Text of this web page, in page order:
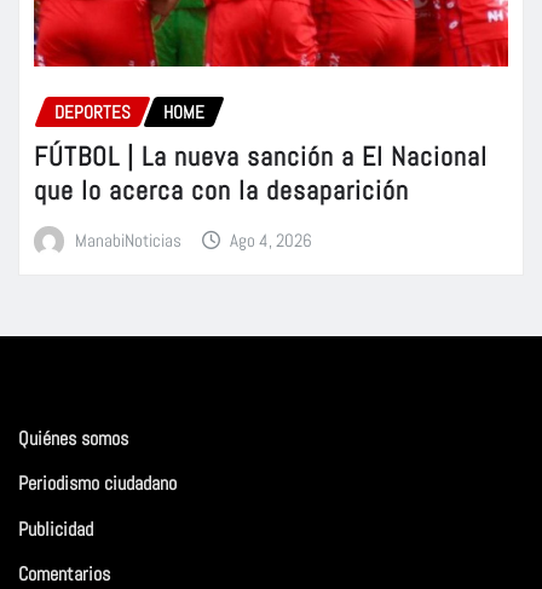
DEPORTES HOME
FÚTBOL | La nueva sanción a El Nacional
que lo acerca con la desaparición
ManabiNoticias Ago 4, 2026
Quiénes somos
Periodismo ciudadano
Publicidad
Comentarios